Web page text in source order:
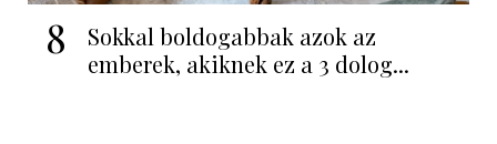
8
Sokkal boldogabbak azok az
emberek, akiknek ez a 3 dolog...